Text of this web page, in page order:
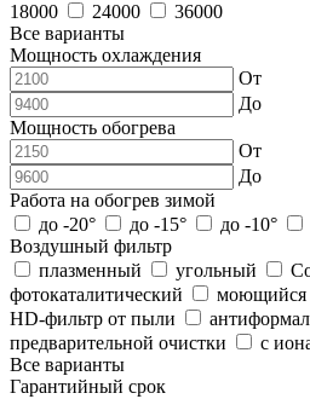
18000
24000
36000
Все варианты
Мощность охлаждения
От
До
Мощность обогрева
От
До
Работа на обогрев зимой
до -20°
до -15° до -10°
Воздушный фильтр
плазменный
угольный
фотокаталитический
моющийся
HD-фильтр от пыли
предварительной очистки
с
Все варианты
Гарантийный срок